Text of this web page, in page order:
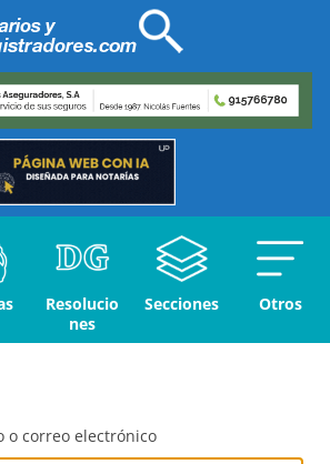
Resolucio
nes
Secciones Otros
o correo electrónico